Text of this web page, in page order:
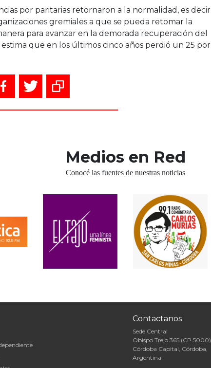
por paritarias retornaron a la normalidad, es decir
gremiales a que se pueda retomar la
para avanzar en la demorada recuperación del
que en los últimos cinco años perdió un 25 por
Medios en Red
Conocé las fuentes de nuestras noticias
Contactanos
Sede Central
Obispo Trejo 365 (CP 5000)
Córdoba Capital, Córdoba,
Argentina